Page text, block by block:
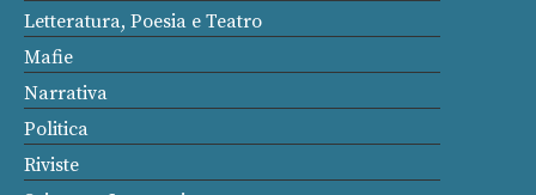
Letteratura, Poesia e Teatro
Mafie
Narrativa
Politica
Riviste